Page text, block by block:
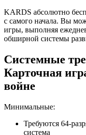
KARDS абсолютно
с самого начала. Вы
игры, выполняя
обширной системы
Системные
Карточная
войне
Минимальные:
Требуются 64-
система